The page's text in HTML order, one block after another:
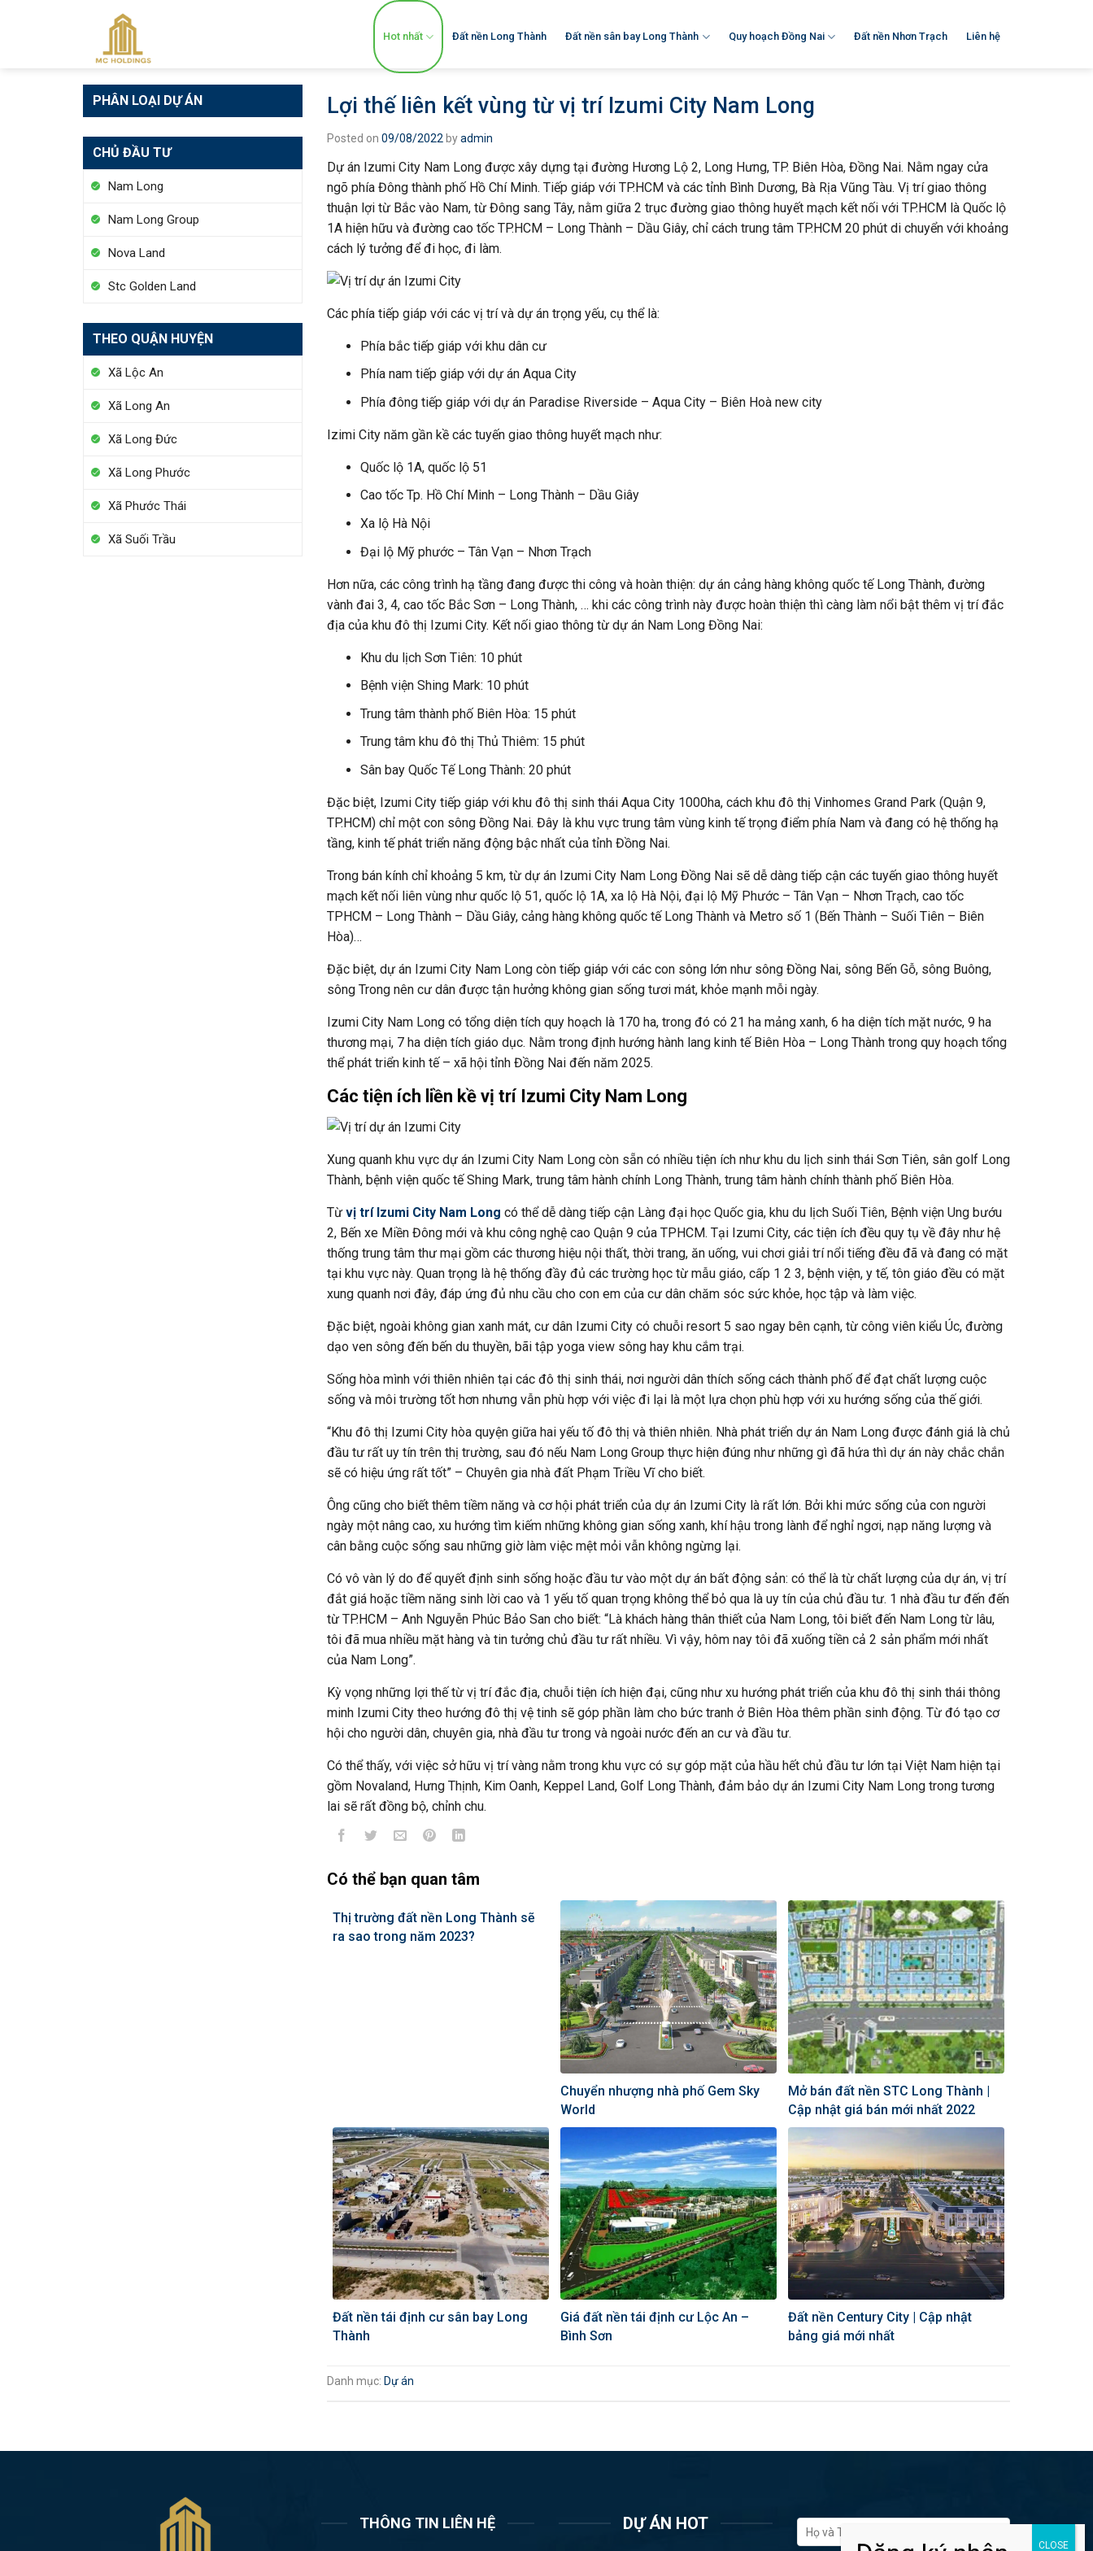
Hot nhất Đất nền Long Thành Đất nền sân bay Long Thành Quy hoạch Đồng Nai Đất nền Nhơn Trạch Liên hệ
PHÂN LOẠI DỰ ÁN
CHỦ ĐẦU TƯ
Nam Long
Nam Long Group
Nova Land
Stc Golden Land
THEO QUẬN HUYỆN
Xã Lộc An
Xã Long An
Xã Long Đức
Xã Long Phước
Xã Phước Thái
Xã Suối Trầu
Lợi thế liên kết vùng từ vị trí Izumi City Nam Long
Posted on 09/08/2022 byadmin
Dự án Izumi City Nam Long được xây dựng tại đường Hương Lộ 2, Long Hưng, TP. Biên Hòa, Đồng Nai. Nằm ngay cửa
ngõ phía Đông thành phố Hồ Chí Minh. Tiếp giáp với TP.HCM và các tỉnh Bình Dương, Bà Rịa Vũng Tàu. Vị trí giao thông
thuận lợi từ Bắc vào Nam, từ Đông sang Tây, nằm giữa 2 trục đường giao thông huyết mạch kết nối với TP.HCM là Quốc lộ
1A hiện hữu và đường cao tốc TP.HCM – Long Thành – Dầu Giây, chỉ cách trung tâm TP.HCM 20 phút di chuyển với khoảng
cách lý tưởng để đi học, đi làm.
Các phía tiếp giáp với các vị trí và dự án trọng yếu, cụ thể là:
Phía bắc tiếp giáp với khu dân cư
Phía nam tiếp giáp với dự án Aqua City
Phía đông tiếp giáp với dự án Paradise Riverside – Aqua City – Biên Hoà new city
Izimi City năm gần kề các tuyến giao thông huyết mạch như:
Quốc lộ 1A, quốc lộ 51
Cao tốc Tp. Hồ Chí Minh – Long Thành – Dầu Giây
Xa lộ Hà Nội
Đại lộ Mỹ phước – Tân Vạn – Nhơn Trạch
Hơn nữa, các công trình hạ tầng đang được thi công và hoàn thiện: dự án cảng hàng không quốc tế Long Thành, đường
vành đai 3, 4, cao tốc Bắc Sơn – Long Thành, … khi các công trình này được hoàn thiện thì càng làm nổi bật thêm vị trí đắc
địa của khu đô thị Izumi City. Kết nối giao thông từ dự án Nam Long Đồng Nai:
Khu du lịch Sơn Tiên: 10 phút
Bệnh viện Shing Mark: 10 phút
Trung tâm thành phố Biên Hòa: 15 phút
Trung tâm khu đô thị Thủ Thiêm: 15 phút
Sân bay Quốc Tế Long Thành: 20 phút
Đặc biệt, Izumi City tiếp giáp với khu đô thị sinh thái Aqua City 1000ha, cách khu đô thị Vinhomes Grand Park (Quận 9,
TP.HCM) chỉ một con sông Đồng Nai. Đây là khu vực trung tâm vùng kinh tế trọng điểm phía Nam và đang có hệ thống hạ
tầng, kinh tế phát triển năng động bậc nhất của tỉnh Đồng Nai.
Trong bán kính chỉ khoảng 5 km, từ dự án Izumi City Nam Long Đồng Nai sẽ dễ dàng tiếp cận các tuyến giao thông huyết
mạch kết nối liên vùng như quốc lộ 51, quốc lộ 1A, xa lộ Hà Nội, đại lộ Mỹ Phước – Tân Vạn – Nhơn Trạch, cao tốc
TPHCM – Long Thành – Dầu Giây, cảng hàng không quốc tế Long Thành và Metro số 1 (Bến Thành – Suối Tiên – Biên
Hòa)…
Đặc biệt, dự án Izumi City Nam Long còn tiếp giáp với các con sông lớn như sông Đồng Nai, sông Bến Gỗ, sông Buông,
sông Trong nên cư dân được tận hưởng không gian sống tươi mát, khỏe mạnh mỗi ngày.
Izumi City Nam Long có tổng diện tích quy hoạch là 170 ha, trong đó có 21 ha mảng xanh, 6 ha diện tích mặt nước, 9 ha
thương mại, 7 ha diện tích giáo dục. Nằm trong định hướng hành lang kinh tế Biên Hòa – Long Thành trong quy hoạch tổng
thể phát triển kinh tế – xã hội tỉnh Đồng Nai đến năm 2025.
Các tiện ích liền kề vị trí Izumi City Nam Long
Xung quanh khu vực dự án Izumi City Nam Long còn sẵn có nhiều tiện ích như khu du lịch sinh thái Sơn Tiên, sân golf Long
Thành, bệnh viện quốc tế Shing Mark, trung tâm hành chính Long Thành, trung tâm hành chính thành phố Biên Hòa.
Từ vị trí Izumi City Nam Long có thể dễ dàng tiếp cận Làng đại học Quốc gia, khu du lịch Suối Tiên, Bệnh viện Ung bướu
2, Bến xe Miền Đông mới và khu công nghệ cao Quận 9 của TPHCM. Tại Izumi City, các tiện ích đều quy tụ về đây như hệ
thống trung tâm thư mại gồm các thương hiệu nội thất, thời trang, ăn uống, vui chơi giải trí nổi tiếng đều đã và đang có mặt
tại khu vực này. Quan trọng là hệ thống đầy đủ các trường học từ mẫu giáo, cấp 1 2 3, bệnh viện, y tế, tôn giáo đều có mặt
xung quanh nơi đây, đáp ứng đủ nhu cầu cho con em của cư dân chăm sóc sức khỏe, học tập và làm việc.
Đặc biệt, ngoài không gian xanh mát, cư dân Izumi City có chuỗi resort 5 sao ngay bên cạnh, từ công viên kiểu Úc, đường
dạo ven sông đến bến du thuyền, bãi tập yoga view sông hay khu cắm trại.
Sống hòa mình với thiên nhiên tại các đô thị sinh thái, nơi người dân thích sống cách thành phố để đạt chất lượng cuộc
sống và môi trường tốt hơn nhưng vẫn phù hợp với việc đi lại là một lựa chọn phù hợp với xu hướng sống của thế giới.
“Khu đô thị Izumi City hòa quyện giữa hai yếu tố đô thị và thiên nhiên. Nhà phát triển dự án Nam Long được đánh giá là chủ
đầu tư rất uy tín trên thị trường, sau đó nếu Nam Long Group thực hiện đúng như những gì đã hứa thì dự án này chắc chắn
sẽ có hiệu ứng rất tốt” – Chuyên gia nhà đất Phạm Triều Vĩ cho biết.
Ông cũng cho biết thêm tiềm năng và cơ hội phát triển của dự án Izumi City là rất lớn. Bởi khi mức sống của con người
ngày một nâng cao, xu hướng tìm kiếm những không gian sống xanh, khí hậu trong lành để nghỉ ngơi, nạp năng lượng và
cân bằng cuộc sống sau những giờ làm việc mệt mỏi vẫn không ngừng lại.
Có vô vàn lý do để quyết định sinh sống hoặc đầu tư vào một dự án bất động sản: có thể là từ chất lượng của dự án, vị trí
đắt giá hoặc tiềm năng sinh lời cao và 1 yếu tố quan trọng không thể bỏ qua là uy tín của chủ đầu tư. 1 nhà đầu tư đến đến
từ TP.HCM – Anh Nguyễn Phúc Bảo San cho biết: “Là khách hàng thân thiết của Nam Long, tôi biết đến Nam Long từ lâu,
tôi đã mua nhiều mặt hàng và tin tưởng chủ đầu tư rất nhiều. Vì vậy, hôm nay tôi đã xuống tiền cả 2 sản phẩm mới nhất
của Nam Long”.
Kỳ vọng những lợi thế từ vị trí đắc địa, chuỗi tiện ích hiện đại, cũng như xu hướng phát triển của khu đô thị sinh thái thông
minh Izumi City theo hướng đô thị vệ tinh sẽ góp phần làm cho bức tranh ở Biên Hòa thêm phần sinh động. Từ đó tạo cơ
hội cho người dân, chuyên gia, nhà đầu tư trong và ngoài nước đến an cư và đầu tư.
Có thể thấy, với việc sở hữu vị trí vàng nằm trong khu vực có sự góp mặt của hầu hết chủ đầu tư lớn tại Việt Nam hiện tại
gồm Novaland, Hưng Thịnh, Kim Oanh, Keppel Land, Golf Long Thành, đảm bảo dự án Izumi City Nam Long trong tương
lai sẽ rất đồng bộ, chỉnh chu.
Có thể bạn quan tâm
Thị trường đất nền Long Thành sẽ
ra sao trong năm 2023?
Chuyển nhượng nhà phố Gem Sky
World
Mở bán đất nền STC Long Thành |
Cập nhật giá bán mới nhất 2022
Đất nền tái định cư sân bay Long
Thành
Giá đất nền tái định cư Lộc An –
Bình Sơn
Đất nền Century City | Cập nhật
bảng giá mới nhất
Danh mục: Dự án
THÔNG TIN LIÊN HỆ DỰ ÁN HOT